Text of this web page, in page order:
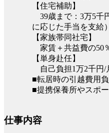
【住宅補助】
39歳まで：3万5千
に応じた手当を支給）
【家族帯同社宅】
家賃＋共益費の50
【単身赴任】
自己負担1万2千円/
■転居時の引越費用
■提携保養所やスポ
仕事内容